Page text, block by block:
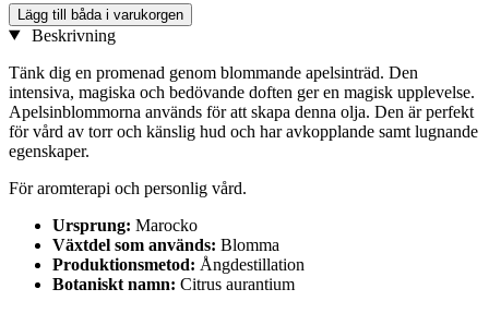
Lägg till båda i varukorgen
Beskrivning
Tänk dig en promenad genom blommande apelsinträd. Den
intensiva, magiska och bedövande doften ger en magisk upplevelse.
Apelsinblommorna används för att skapa denna olja. Den är perfekt
för vård av torr och känslig hud och har avkopplande samt lugnande
egenskaper.
För aromterapi och personlig vård.
Ursprung: Marocko
Växtdel som används: Blomma
Produktionsmetod: Ångdestillation
Botaniskt namn: Citrus aurantium